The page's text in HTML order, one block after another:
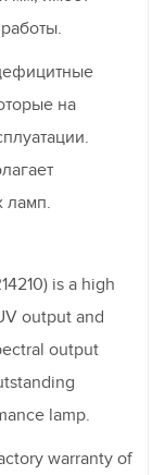
на
ламп.
is a high
output and
output
lamp.
warranty of